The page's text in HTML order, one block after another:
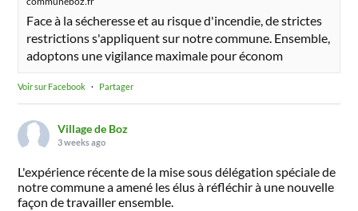
Face à la sécheresse et au risque d'incendie, de strictes
restrictions s'appliquent sur notre commune. Ensemble,
adoptons une vigilance maximale pour économ
Voir sur Facebook · Partager
Village de Boz
3 weeks ago
L'expérience récente de la mise sous délégation spéciale de
notre commune a amené les élus à réfléchir à une nouvelle
façon de travailler ensemble.